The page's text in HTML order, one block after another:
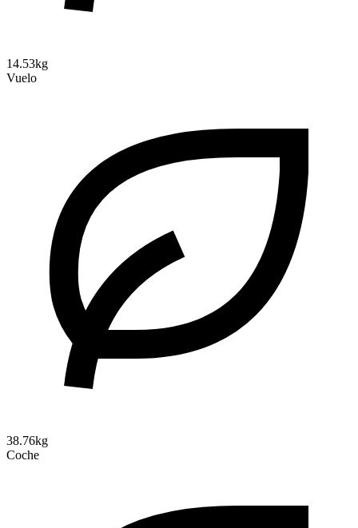
14.53kg
Vuelo
38.76kg
Coche